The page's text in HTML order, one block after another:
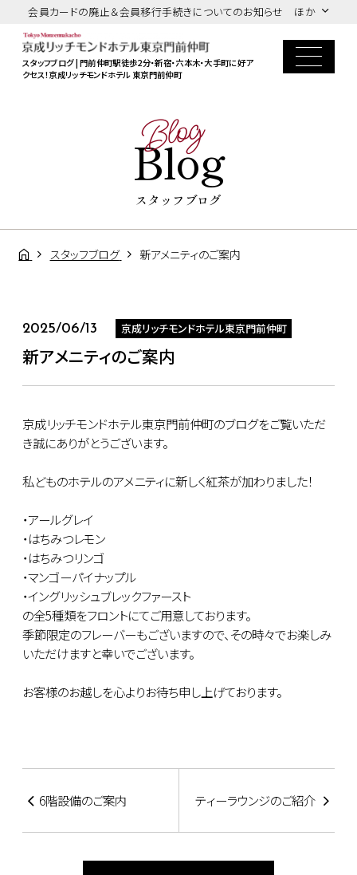
会員カードの廃止＆会員移行手続きについてのお知らせ ほか
スタッフブログ | 門前仲町駅徒歩2分・新宿・六本木・大手町に好ア
クセス！京成リッチモンドホテル 東京門前仲町
Blog
Blog
スタッフブログ
スタッフブログ 新アメニティのご案内
2025/06/13 京成リッチモンドホテル東京門前仲町
新アメニティのご案内
京成リッチモンドホテル東京門前仲町のブログをご覧いただ
き誠にありがとうございます。
私どものホテルのアメニティに新しく紅茶が加わりました！
・アールグレイ
・はちみつレモン
・はちみつリンゴ
・マンゴーパイナップル
・イングリッシュブレックファースト
の全5種類をフロントにてご用意しております。
季節限定のフレーバーもございますので、その時々でお楽しみ
いただけますと幸いでございます。
お客様のお越しを心よりお待ち申し上げております。
6階設備のご案内 ティーラウンジのご紹介